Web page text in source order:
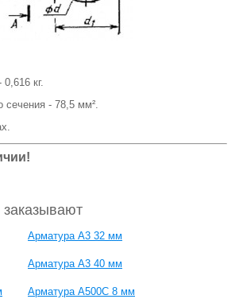
0,616 кг.
сечения - 78,5 мм².
Арматура А3 32 мм
Арматура А3 40 мм
Арматура А500С 8 мм